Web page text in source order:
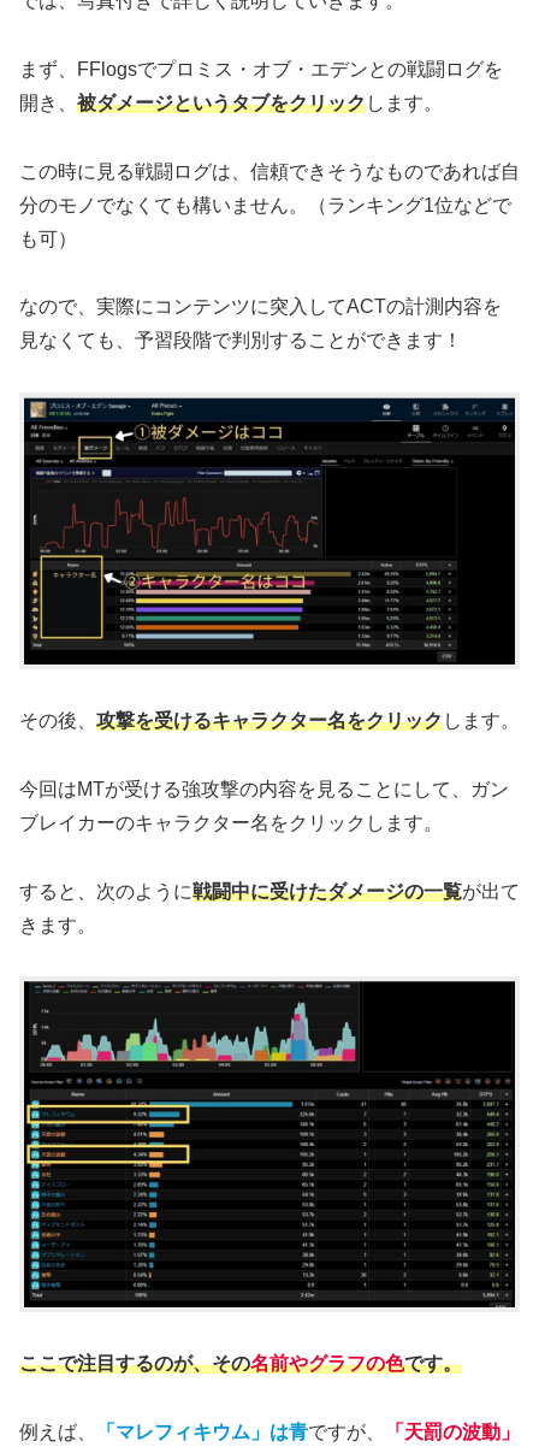
まず、FFlogsでプロミス・オブ・エデンとの戦闘ログを
開き、 被ダメージというタブをクリックします。
この時に見る戦闘ログは、信頼できそうなものであれば自
分のモノでなくても構いません。（ランキング1位などで
も可）
なので、実際にコンテンツに突入してACTの計測内容を
見なくても、予習段階で判別することができます！
その後、 攻撃を受けるキャラクター名をクリックします。
今回はMTが受ける強攻撃の内容を見ることにして、ガン
ブレイカーのキャラクター名をクリックします。
すると、次のように戦闘中に受けたダメージの一覧が出て
きます。
ここで注目するのが、その名前やグラフの色です。
例えば、 「マレフィキウム」は青ですが、
「天罰の波動」